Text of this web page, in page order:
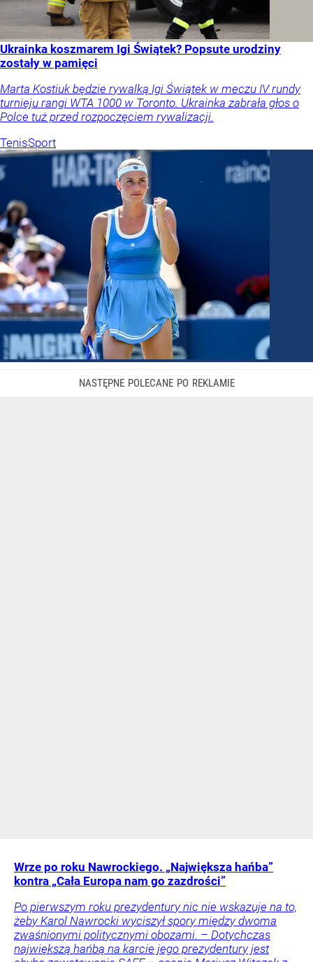
Ukrainka koszmarem Igi Świątek? Popsute urodziny
zostały w pamięci
Marta Kostiuk będzie rywalką Igi Świątek w meczu IV rundy
turnieju rangi WTA 1000 w Toronto. Ukrainka zabrała głos o
Polce tuż przed rozpoczęciem rywalizacji.
TenisSport
Wrze po roku Nawrockiego. „Największa hańba”
kontra „Cała Europa nam go zazdrości”
Po pierwszym roku prezydentury nic nie wskazuje na to,
żeby Karol Nawrocki wyciszył spory między dwoma
zwaśnionymi politycznymi obozami. – Dotychczas
największą hańbą na karcie jego prezydentury jest